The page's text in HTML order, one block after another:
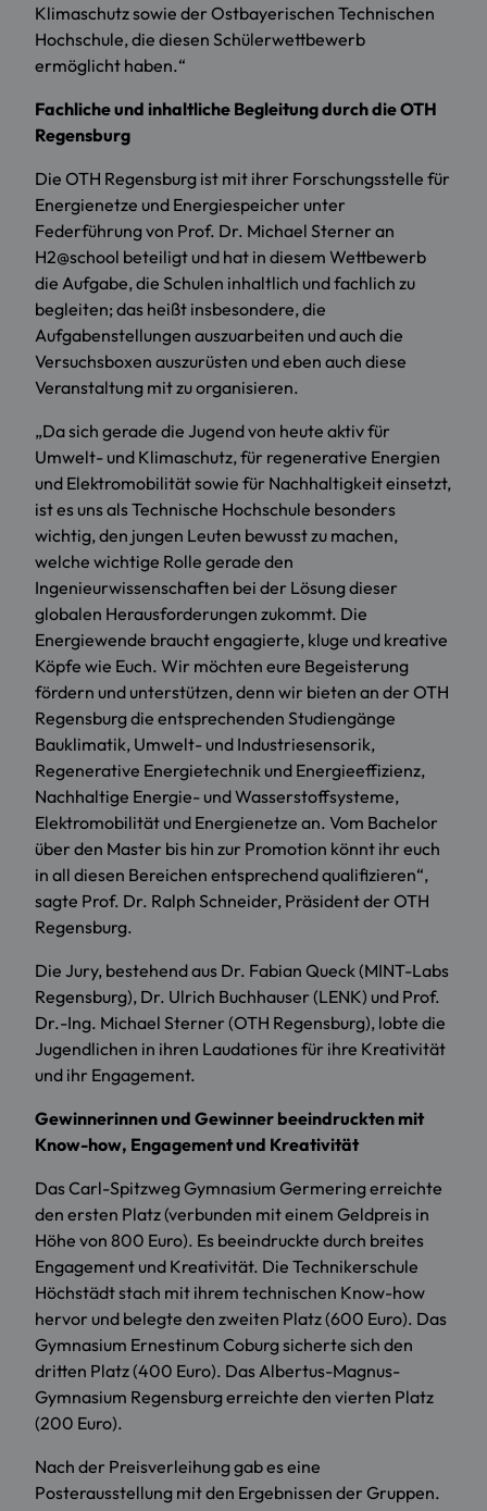
Klimaschutz sowie der Ostbayerischen Technischen
Hochschule, die diesen Schülerwettbewerb
ermöglicht haben.“
Fachliche und inhaltliche Begleitung durch die OTH
Regensburg
Die OTH Regensburg ist mit ihrer Forschungsstelle für
Energienetze und Energiespeicher unter
Federführung von Prof. Dr. Michael Sterner an
H2@school beteiligt und hat in diesem Wettbewerb
die Aufgabe, die Schulen inhaltlich und fachlich zu
begleiten; das heißt insbesondere, die
Aufgabenstellungen auszuarbeiten und auch die
Versuchsboxen auszurüsten und eben auch diese
Veranstaltung mit zu organisieren.
„Da sich gerade die Jugend von heute aktiv für
Umwelt- und Klimaschutz, für regenerative Energien
und Elektromobilität sowie für Nachhaltigkeit einsetzt,
ist es uns als Technische Hochschule besonders
wichtig, den jungen Leuten bewusst zu machen,
welche wichtige Rolle gerade den
Ingenieurwissenschaften bei der Lösung dieser
globalen Herausforderungen zukommt. Die
Energiewende braucht engagierte, kluge und kreative
Köpfe wie Euch. Wir möchten eure Begeisterung
fördern und unterstützen, denn wir bieten an der OTH
Regensburg die entsprechenden Studiengänge
Bauklimatik, Umwelt- und Industriesensorik,
Regenerative Energietechnik und Energieeffizienz,
Nachhaltige Energie- und Wasserstoffsysteme,
Elektromobilität und Energienetze an. Vom Bachelor
über den Master bis hin zur Promotion könnt ihr euch
in all diesen Bereichen entsprechend qualifizieren“,
sagte Prof. Dr. Ralph Schneider, Präsident der OTH
Regensburg.
Die Jury, bestehend aus Dr. Fabian Queck (MINT-Labs
Regensburg), Dr. Ulrich Buchhauser (LENK) und Prof.
Dr.-Ing. Michael Sterner (OTH Regensburg), lobte die
Jugendlichen in ihren Laudationes für ihre Kreativität
und ihr Engagement.
Gewinnerinnen und Gewinner beeindruckten mit
Know-how, Engagement und Kreativität
Das Carl-Spitzweg Gymnasium Germering erreichte
den ersten Platz (verbunden mit einem Geldpreis in
Höhe von 800 Euro). Es beeindruckte durch breites
Engagement und Kreativität. Die Technikerschule
Höchstädt stach mit ihrem technischen Know-how
hervor und belegte den zweiten Platz (600 Euro). Das
Gymnasium Ernestinum Coburg sicherte sich den
dritten Platz (400 Euro). Das Albertus-Magnus-
Gymnasium Regensburg erreichte den vierten Platz
(200 Euro).
Nach der Preisverleihung gab es eine
Posterausstellung mit den Ergebnissen der Gruppen.